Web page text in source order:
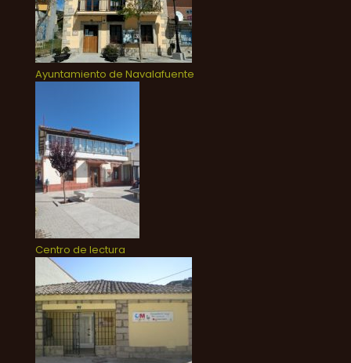
Ayuntamiento de Navalafuente
Centro de lectura